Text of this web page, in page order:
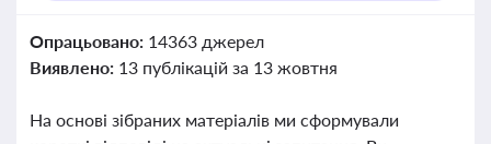
Опрацьовано: 14363 джерел
Виявлено: 13 публікацій за 13 жовтня
На основі зібраних матеріалів ми сформували